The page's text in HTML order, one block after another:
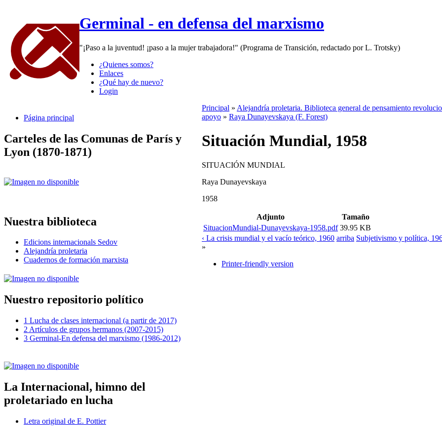
Germinal - en defensa del marxismo
"¡Paso a la juventud! ¡paso a la mujer trabajadora!" (Programa de Transición, redactado por L. Trotsky)
¿Quienes somos?
Enlaces
¿Qué hay de nuevo?
Login
Página principal
Carteles de las Comunas de París y
Lyon (1870-1871)
Nuestra biblioteca
Edicions internacionals Sedov
Alejandría proletaria
Cuadernos de formación marxista
Nuestro repositorio político
1 Lucha de clases internacional (a partir de 2017)
2 Artículos de grupos hermanos (2007-2015)
3 Germinal-En defensa del marxismo (1986-2012)
La Internacional, himno del
proletariado en lucha
Letra original de E. Pottier
Principal » Alejandría proletaria. Biblioteca general de pensamiento
apoyo » Raya Dunayevskaya (F. Forest)
Situación Mundial, 1958
SITUACIÓN MUNDIAL
Raya Dunayevskaya
1958
Adjunto
Tamaño
SituacionMundial-Dunayevskaya-1958.pdf 39.95 KB
‹ La crisis mundial y el vacío teórico, 1960 arriba Subjetivismo y política,
»
Printer-friendly version